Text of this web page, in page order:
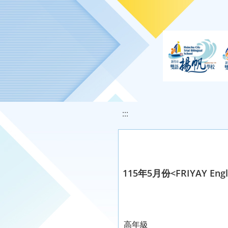
移至網頁之主要內容區位置
:::
115年5月份<FRIYAY
高年級